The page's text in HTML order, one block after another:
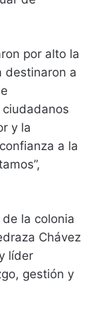
por alto la
destinaron a
y la
a la
la colonia
Chávez
líder
gestión y